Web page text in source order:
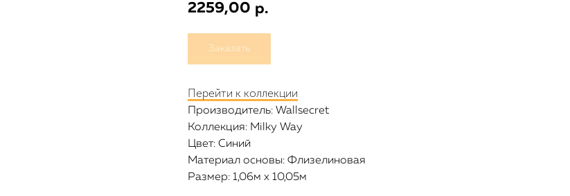
2259,00 р.
Заказать
Перейти к коллекции
Производитель: Wallsecret
Коллекция: Milky Way
Цвет: Синий
Материал основы: Флизелиновая
Размер: 1,06м х 10,05м